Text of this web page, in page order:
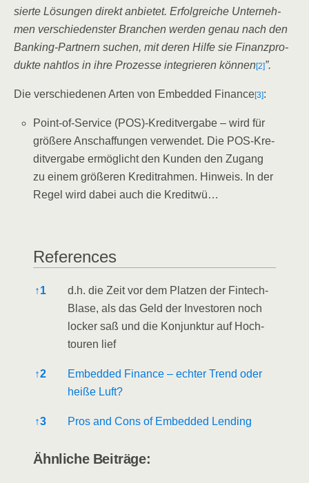
sier­te Lösun­gen direkt anbie­tet. Erfolg­rei­che Unter­neh­
men ver­schie­dens­ter Bran­chen wer­den genau nach den
Ban­king-Part­nern suchen, mit deren Hil­fe sie Finanz­pro­
duk­te naht­los in ihre Pro­zes­se inte­grie­ren kön­nen[2]”.
Die ver­schie­de­nen Arten von Embedded Finan­ce[3]:
Point-of-Ser­vice (POS)-Kreditvergabe – wird für
grö­ße­re Anschaf­fun­gen ver­wen­det. Die POS-Kre­
dit­ver­ga­be ermög­licht den Kun­den den Zugang
zu einem grö­ße­ren Kre­dit­rah­men. Hin­weis. In der
Regel wird dabei auch die Kre­dit­wü…
Refe­ren­ces
Refe­ren­ces
↑1
d.h. die Zeit vor dem Plat­zen der Fin­tech-
Bla­se, als das Geld der Inves­to­ren noch
locker saß und die Kon­junk­tur auf Hoch­
tou­ren lief
↑2
Embedded Finan­ce – ech­ter Trend oder
hei­ße Luft?
↑3 Pros and Cons of Embedded Lending
Ähn­li­che Beiträge: